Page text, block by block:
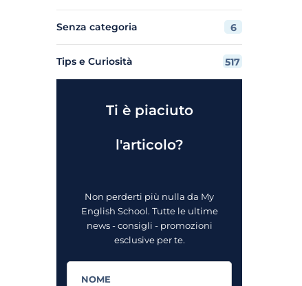
Senza categoria 6
Tips e Curiosità 517
Ti è piaciuto
l'articolo?
Non perderti più nulla da My
English School. Tutte le ultime
news - consigli - promozioni
esclusive per te.